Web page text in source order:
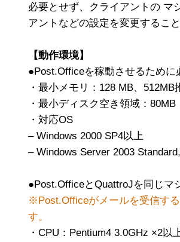
必要とせず、クライアントの マ
アントなどの設定を変更するこ
【動作環境】
●Post.Officeを稼動させるために
・最小メモリ：128 MB、512MB
・最小ディスク空き領域：80MB
・対応OS
– Windows 2000 SP4以上
– Windows Server 2003
●Post.OfficeとQuattroJを同じマ
※Post.Officeがメールを受信す
す。
・CPU：Pentium4 3.0GHz ×2以